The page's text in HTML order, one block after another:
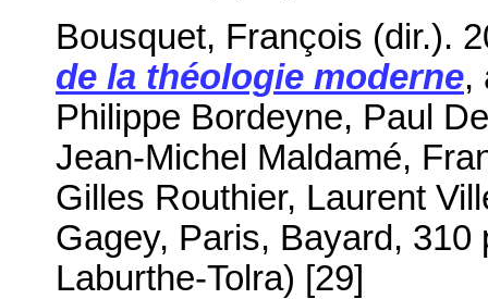
Bousquet, François (dir.).
de la théologie moderne,
Philippe Bordeyne, Paul
Jean-Michel Maldamé,
Gilles Routhier, Laurent
Gagey, Paris, Bayard,
Laburthe-Tolra) [29]